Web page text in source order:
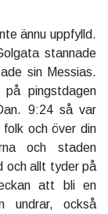
ännu uppfylld.
stannade
sin Messias.
på pingstdagen
9:24 så var
och över din
och staden
och allt tyder på
att bli en
undrar, också